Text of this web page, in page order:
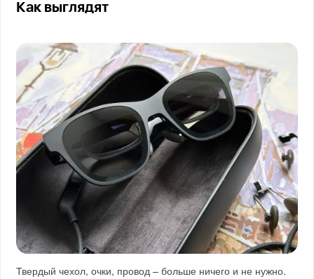
Как выглядят
Твердый чехол, очки, провод – больше ничего и не нужно.